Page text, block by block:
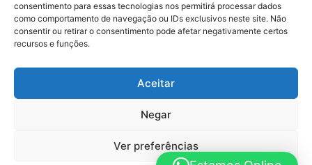
consentimento para essas tecnologias nos permitirá processar dados
como comportamento de navegação ou IDs exclusivos neste site. Não
consentir ou retirar o consentimento pode afetar negativamente certos
recursos e funções.
Aceitar
Negar
Ver preferências
INSCREVER
a
o
I
n
s
t
g
r
o
b